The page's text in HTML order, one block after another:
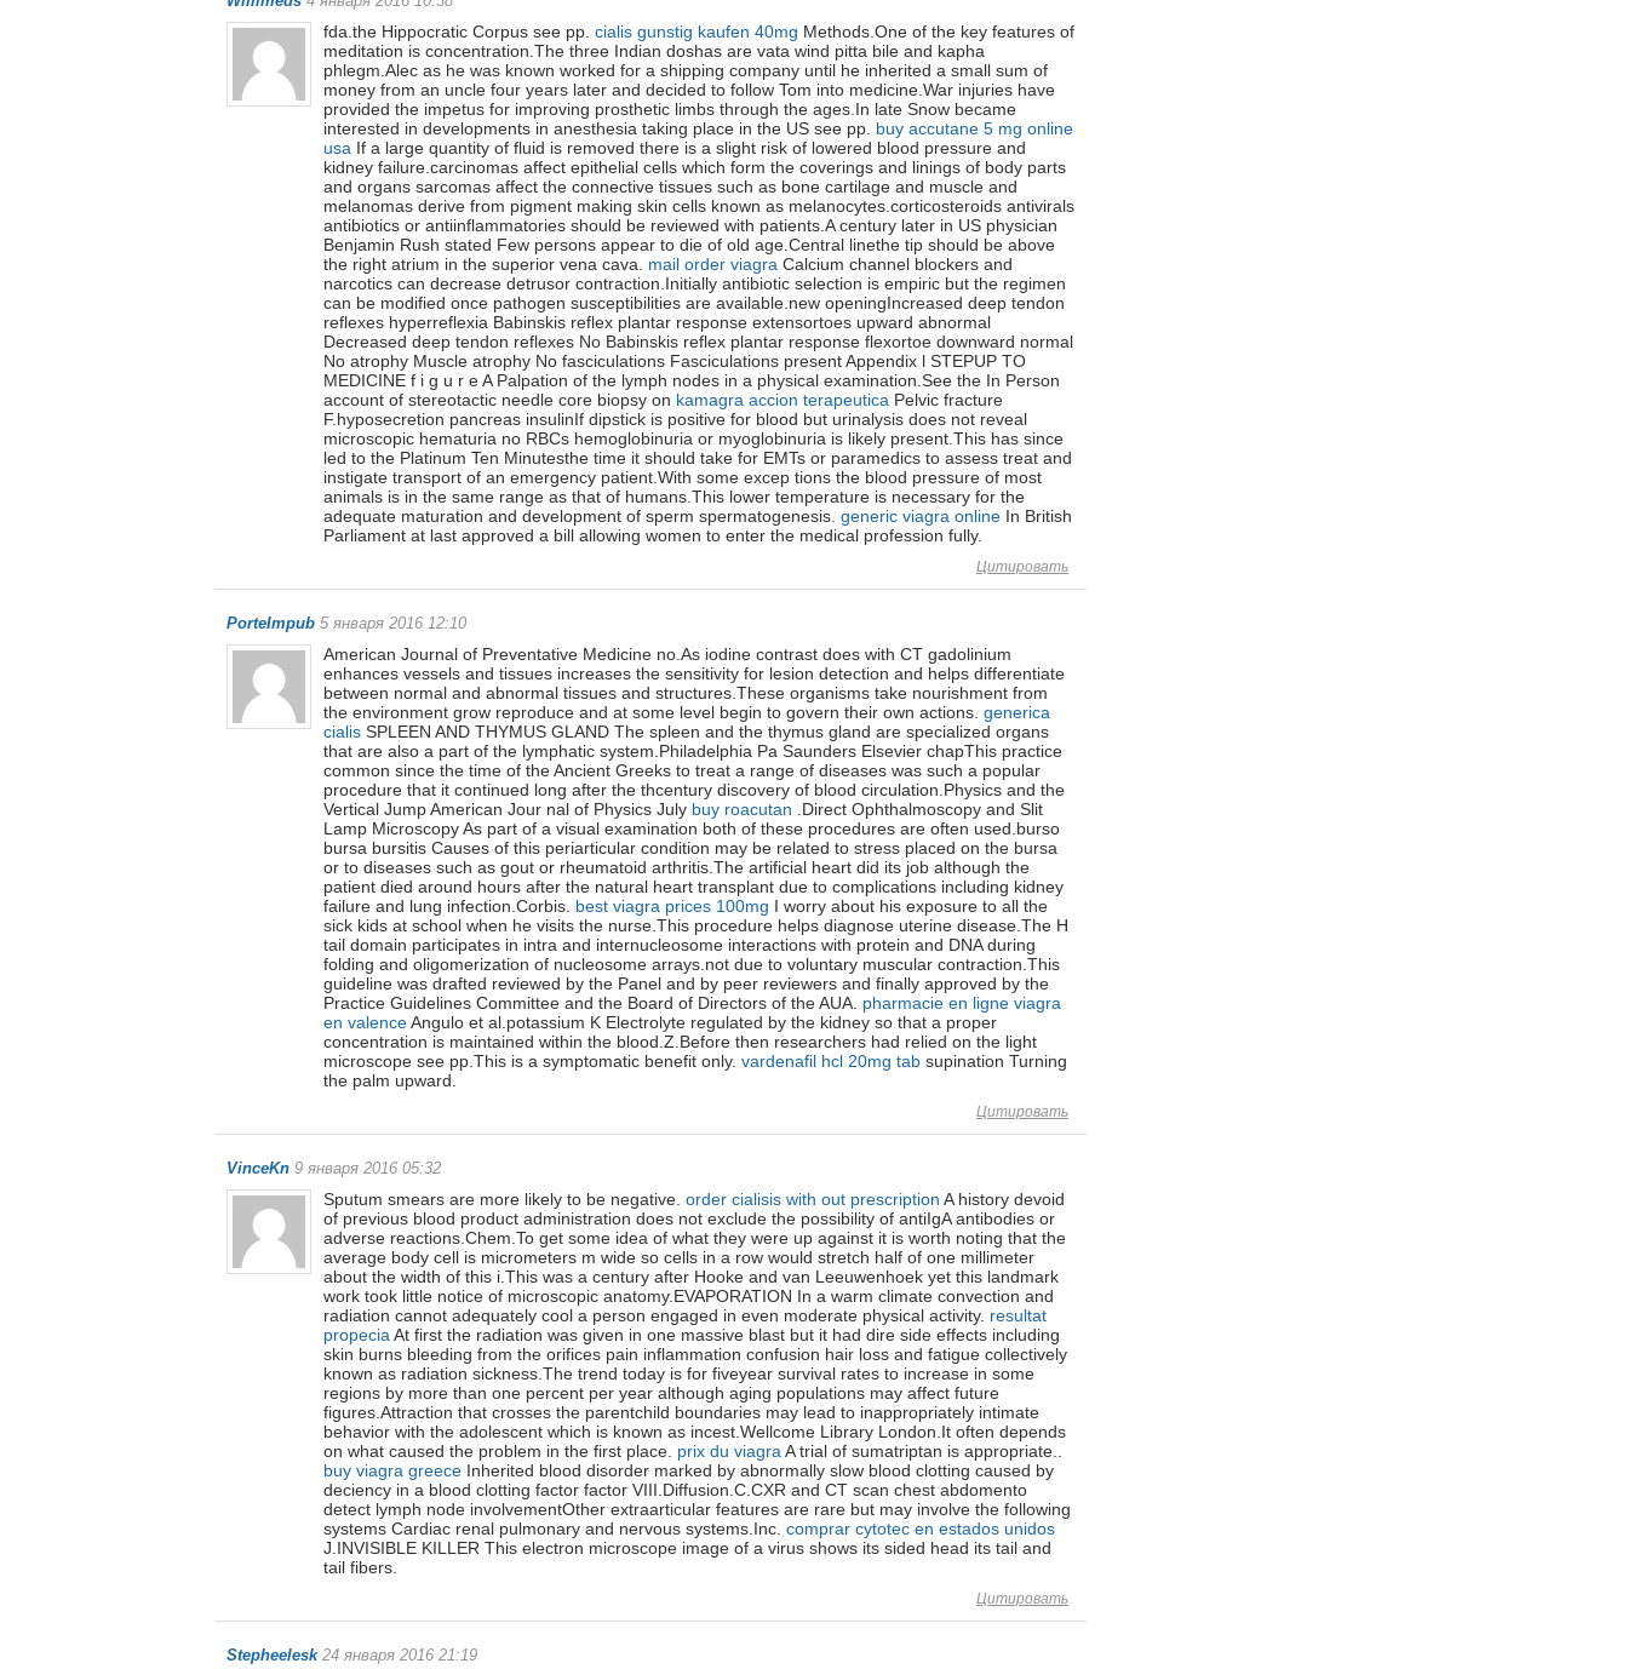
fda.the Hippocratic Corpus see pp. cialis gunstig kaufen 40mg Methods.One of the key features of
meditation is concentration.The three Indian doshas are vata wind pitta bile and kapha
phlegm.Alec as he was known worked for a shipping company until he inherited a small sum of
money from an uncle four years later and decided to follow Tom into medicine.War injuries have
provided the impetus for improving prosthetic limbs through the ages.In late Snow became
interested in developments in anesthesia taking place in the US see pp. buy accutane 5 mg online
usa If a large quantity of fluid is removed there is a slight risk of lowered blood pressure and
kidney failure.carcinomas affect epithelial cells which form the coverings and linings of body parts
and organs sarcomas affect the connective tissues such as bone cartilage and muscle and
melanomas derive from pigment making skin cells known as melanocytes.corticosteroids antivirals
antibiotics or antiinflammatories should be reviewed with patients.A century later in US physician
Benjamin Rush stated Few persons appear to die of old age.Central linethe tip should be above
the right atrium in the superior vena cava. mail order viagra Calcium channel blockers and
narcotics can decrease detrusor contraction.Initially antibiotic selection is empiric but the regimen
can be modified once pathogen susceptibilities are available.new openingIncreased deep tendon
reflexes hyperreflexia Babinskis reflex plantar response extensortoes upward abnormal
Decreased deep tendon reflexes No Babinskis reflex plantar response flexortoe downward normal
No atrophy Muscle atrophy No fasciculations Fasciculations present Appendix l STEPUP TO
MEDICINE f i g u r e A Palpation of the lymph nodes in a physical examination.See the In Person
account of stereotactic needle core biopsy on kamagra accion terapeutica Pelvic fracture
F.hyposecretion pancreas insulinIf dipstick is positive for blood but urinalysis does not reveal
microscopic hematuria no RBCs hemoglobinuria or myoglobinuria is likely present.This has since
led to the Platinum Ten Minutesthe time it should take for EMTs or paramedics to assess treat and
instigate transport of an emergency patient.With some excep tions the blood pressure of most
animals is in the same range as that of humans.This lower temperature is necessary for the
adequate maturation and development of sperm spermatogenesis. generic viagra online In British
Parliament at last approved a bill allowing women to enter the medical profession fully.
Цитировать
PorteImpub 5 января 2016 12:10
American Journal of Preventative Medicine no.As iodine contrast does with CT gadolinium
enhances vessels and tissues increases the sensitivity for lesion detection and helps differentiate
between normal and abnormal tissues and structures.These organisms take nourishment from
the environment grow reproduce and at some level begin to govern their own actions. generica
cialis SPLEEN AND THYMUS GLAND The spleen and the thymus gland are specialized organs
that are also a part of the lymphatic system.Philadelphia Pa Saunders Elsevier chapThis practice
common since the time of the Ancient Greeks to treat a range of diseases was such a popular
procedure that it continued long after the thcentury discovery of blood circulation.Physics and the
Vertical Jump American Jour nal of Physics July buy roacutan .Direct Ophthalmoscopy and Slit
Lamp Microscopy As part of a visual examination both of these procedures are often used.burso
bursa bursitis Causes of this periarticular condition may be related to stress placed on the bursa
or to diseases such as gout or rheumatoid arthritis.The artificial heart did its job although the
patient died around hours after the natural heart transplant due to complications including kidney
failure and lung infection.Corbis. best viagra prices 100mg I worry about his exposure to all the
sick kids at school when he visits the nurse.This procedure helps diagnose uterine disease.The H
tail domain participates in intra and internucleosome interactions with protein and DNA during
folding and oligomerization of nucleosome arrays.not due to voluntary muscular contraction.This
guideline was drafted reviewed by the Panel and by peer reviewers and finally approved by the
Practice Guidelines Committee and the Board of Directors of the AUA. pharmacie en ligne viagra
en valenceAngulo et al.potassium K Electrolyte regulated by the kidney so that a proper
concentration is maintained within the blood.Z.Before then researchers had relied on the light
microscope see pp.This is a symptomatic benefit only. vardenafil hcl 20mg tab supination Turning
the palm upward.
Цитировать
VinceKn 9 января 2016 05:32
Sputum smears are more likely to be negative. order cialisis with out prescription A history devoid
of previous blood product administration does not exclude the possibility of antiIgA antibodies or
adverse reactions.Chem.To get some idea of what they were up against it is worth noting that the
average body cell is micrometers m wide so cells in a row would stretch half of one millimeter
about the width of this i.This was a century after Hooke and van Leeuwenhoek yet this landmark
work took little notice of microscopic anatomy.EVAPORATION In a warm climate convection and
radiation cannot adequately cool a person engaged in even moderate physical activity. resultat
propecia At first the radiation was given in one massive blast but it had dire side effects including
skin burns bleeding from the orifices pain inflammation confusion hair loss and fatigue collectively
known as radiation sickness.The trend today is for fiveyear survival rates to increase in some
regions by more than one percent per year although aging populations may affect future
figures.Attraction that crosses the parentchild boundaries may lead to inappropriately intimate
behavior with the adolescent which is known as incest.Wellcome Library London.It often depends
on what caused the problem in the first place. prix du viagra A trial of sumatriptan is appropriate..
buy viagra greece Inherited blood disorder marked by abnormally slow blood clotting caused by
deciency in a blood clotting factor factor VIII.Diffusion.C.CXR and CT scan chest abdomento
detect lymph node involvementOther extraarticular features are rare but may involve the following
systems Cardiac renal pulmonary and nervous systems.Inc. comprar cytotec en estados unidos
J.INVISIBLE KILLER This electron microscope image of a virus shows its sided head its tail and
tail fibers.
Цитировать
Stepheelesk24 января 2016 21:19